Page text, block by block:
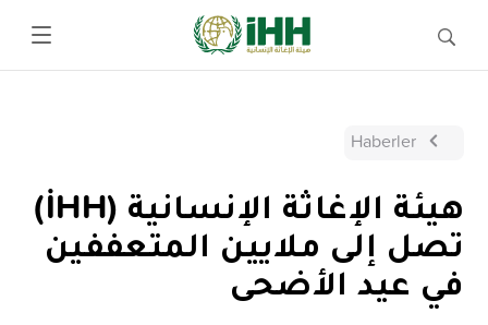
Haberler
هيئة الإغاثة الإنسانية (İHH)
تصل إلى ملايين المتعففين
في عيد الأضحى